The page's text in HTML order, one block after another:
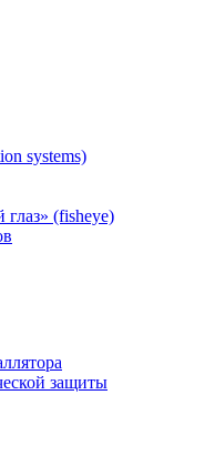
systems)
(fisheye)
защиты